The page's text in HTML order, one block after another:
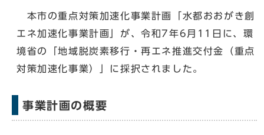
本市の重点対策加速化事業計画「水都おおがき創
エネ加速化事業計画」が、令和7年6月11日に、環
境省の「地域脱炭素移行・再エネ推進交付金（重点
対策加速化事業）」に採択されました。
事業計画の概要